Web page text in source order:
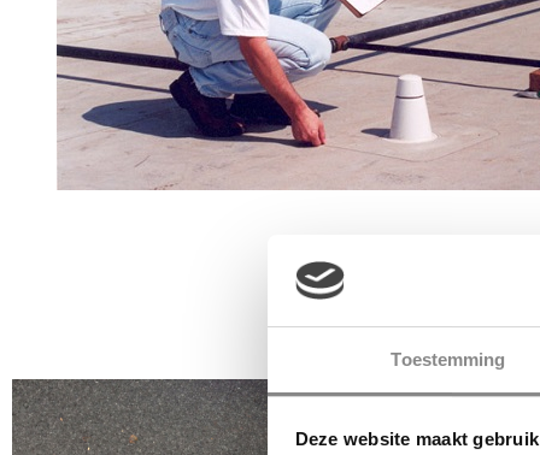
Toestemming
Deze website maakt